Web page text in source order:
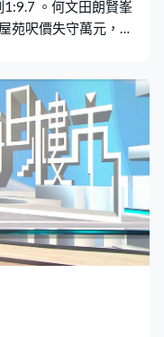
。何文田朗賢峯
苑呎價失守萬元，荃